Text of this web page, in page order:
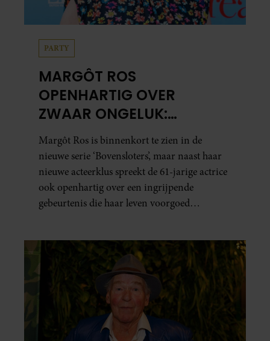
PARTY
MARGÔT ROS
OPENHARTIG OVER
ZWAAR ONGELUK:
“SINDSDIEN ZORG IK EXTRA
GOED VOOR MIJN BREIN”
Margôt Ros is binnenkort te zien in de
nieuwe serie ‘Bovensloters’, maar naast haar
nieuwe acteerklus spreekt de 61-jarige actrice
ook openhartig over een ingrijpende
gebeurtenis die haar leven voorgoed
een ernstig ongeluk haar dwong anders naar
zichzelf en haar gezondheid te kijken. “Mijn
leven steekt nu anders in elkaar”, zegt ze.